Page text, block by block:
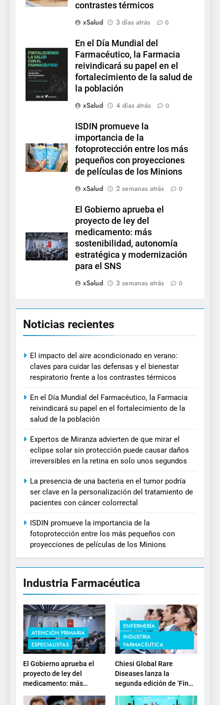
contrastes térmicos
xSalud
3 días atrás 0
En el Día Mundial del
Farmacéutico, la Farmacia
reivindicará su papel en el
fortalecimiento de la salud de
la población
xSalud
4 días atrás 0
ISDIN promueve la
importancia de la
fotoprotección entre los más
pequeños con proyecciones
de películas de los Minions
xSalud
2 semanas atrás 0
El Gobierno aprueba el
proyecto de ley del
medicamento: más
sostenibilidad, autonomía
estratégica y modernización
para el SNS
xSalud
3 semanas atrás 0
Noticias recientes
El impacto del aire acondicionado en verano:
claves para cuidar las defensas y el bienestar
respiratorio frente a los contrastes térmicos
En el Día Mundial del Farmacéutico, la Farmacia
reivindicará su papel en el fortalecimiento de la
salud de la población
Expertos de Miranza advierten de que mirar el
eclipse solar sin protección puede causar daños
irreversibles en la retina en solo unos segundos
La presencia de una bacteria en el tumor podría
ser clave en la personalización del tratamiento de
pacientes con cáncer colorrectal
ISDIN promueve la importancia de la
fotoprotección entre los más pequeños con
proyecciones de películas de los Minions
Industria Farmacéutica
ATENCIÓN PRIMARIA
ESPECIALISTAS
El Gobierno aprueba el
proyecto de ley del
medicamento: más
estratégica y
ENFERMERÍA
INDUSTRIA
FARMACÉUTICA
Chiesi Global Rare
Diseases lanza la
segunda edición de ‘Find
investigación en